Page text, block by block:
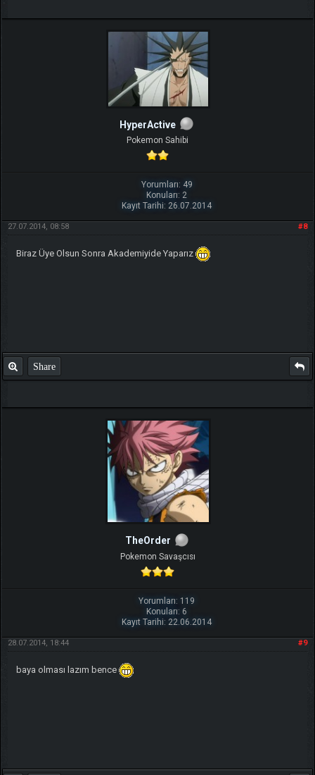
HyperActive
Pokemon Sahibi
Yorumları: 49
Konuları: 2
Kayıt Tarihi: 26.07.2014
#8
27.07.2014, 08:58
Biraz Üye Olsun Sonra Akademiyide Yaparız
Share
TheOrder
Pokemon Savaşcısı
Yorumları: 119
Konuları: 6
Kayıt Tarihi: 22.06.2014
#9
28.07.2014, 18:44
baya olması lazım bence